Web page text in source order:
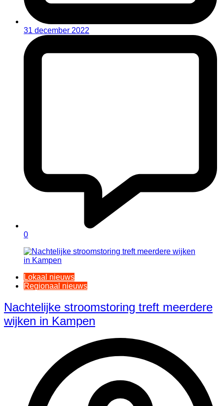
31 december 2022
0
Lokaal nieuws
Regionaal nieuws
Nachtelijke stroomstoring treft meerdere
wijken in Kampen